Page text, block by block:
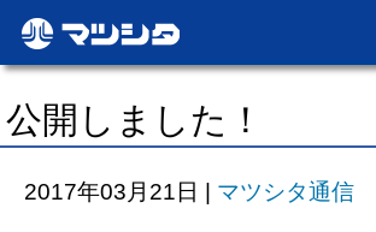
公開しました！
2017年03月21日 | マツシタ通信